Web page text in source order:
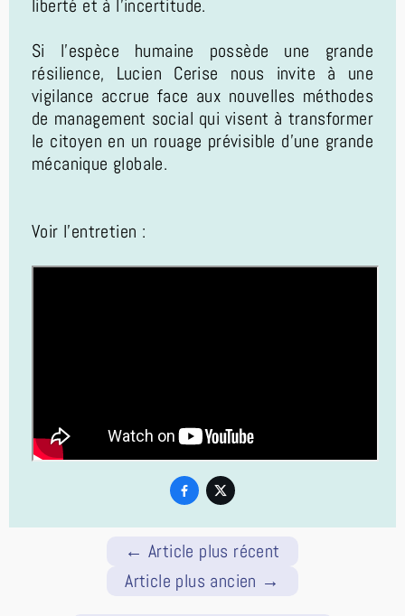
liberté et à l'incertitude.
Si l'espèce humaine possède une grande
résilience, Lucien Cerise nous invite à une
vigilance accrue face aux nouvelles méthodes
de management social qui visent à transformer
le citoyen en un rouage prévisible d'une grande
mécanique globale.
Voir l'entretien :
 
←Article plus récent
Article plus ancien →